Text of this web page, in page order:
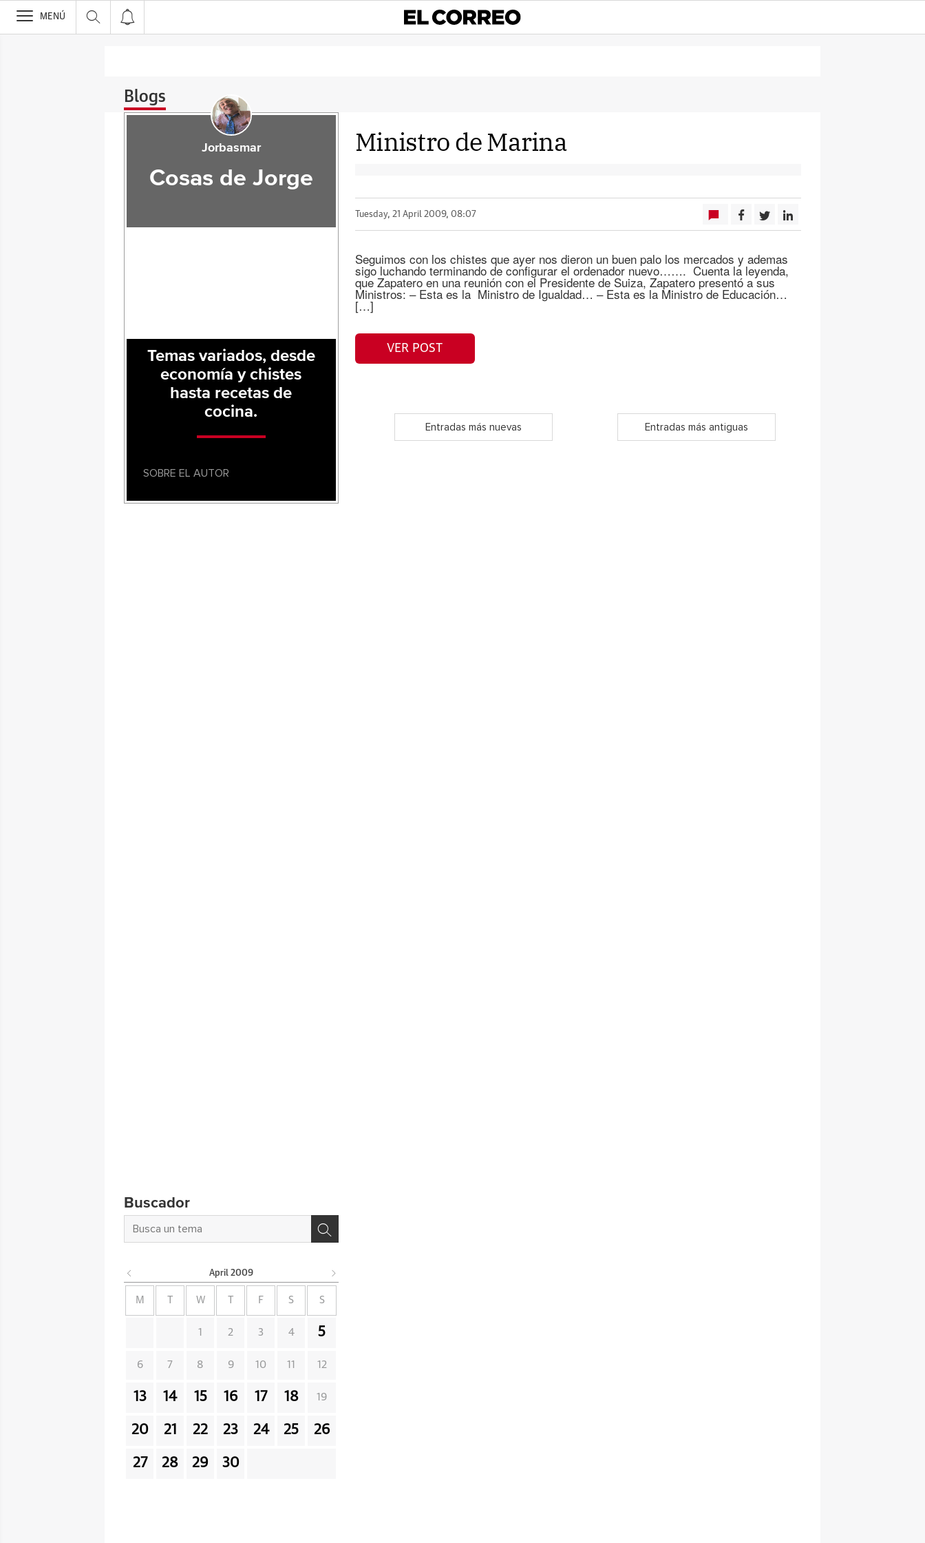
>
MENÚ
Blogs
Ministro de Marina
Tuesday, 21 April 2009, 08:07
Seguimos con los chistes que ayer nos dieron un buen palo los mercados y ademas
sigo luchando terminando de configurar el ordenador nuevo……. Cuenta la leyenda,
que Zapatero en una reunión con el Presidente de Suiza, Zapatero presentó a sus
Ministros: – Esta es la Ministro de Igualdad… – Esta es la Ministro de Educación…
[…]
VER POST
Entradas más nuevas Entradas más antiguas
Jorbasmar
Cosas de Jorge
Temas variados, desde
economía y chistes
hasta recetas de
cocina.
SOBRE EL AUTOR
Buscador
April 2009
M W F S S
1 2 3 4 5
6 7 8 9 10 11 12
13 14 15 16 17 18 19
20 21 22 23 24 25 26
27 28 29 30